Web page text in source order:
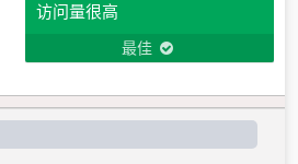
访问量很高
最佳